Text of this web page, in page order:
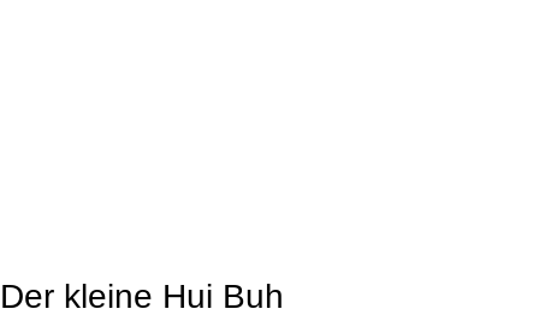
Der kleine Hui Buh